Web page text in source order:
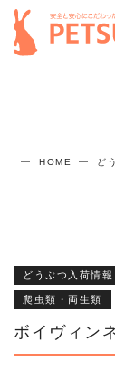
HOME ど
どうぶつ入荷情報
爬虫類・両生類
ボイヴィン